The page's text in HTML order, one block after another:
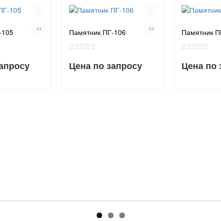
Памятник ПГ-106
Цена по запросу
Памятник
Цена по